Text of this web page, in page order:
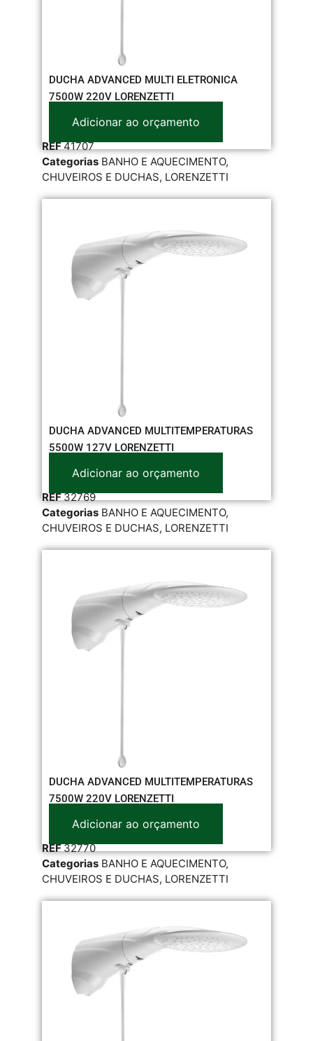
DUCHA ADVANCED MULTI ELETRONICA
7500W 220V LORENZETTI
Adicionar ao orçamento
REF41707
Categorias BANHO E AQUECIMENTO,
CHUVEIROS E DUCHAS, LORENZETTI
DUCHA ADVANCED MULTITEMPERATURAS
5500W 127V LORENZETTI
Adicionar ao orçamento
REF32769
Categorias BANHO E AQUECIMENTO,
CHUVEIROS E DUCHAS, LORENZETTI
DUCHA ADVANCED MULTITEMPERATURAS
7500W 220V LORENZETTI
Adicionar ao orçamento
REF32770
Categorias BANHO E AQUECIMENTO,
CHUVEIROS E DUCHAS, LORENZETTI